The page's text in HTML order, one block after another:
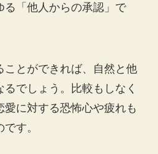
る「他人からの承認」で
ことができれば、自然と他
るでしょう。比較もしなく
に対する恐怖心や疲れも
す。